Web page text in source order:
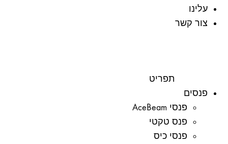
עלינו
צור קשר
תפריט
פנסים
פנסי AceBeam
פנס טקטי
פנסי כיס